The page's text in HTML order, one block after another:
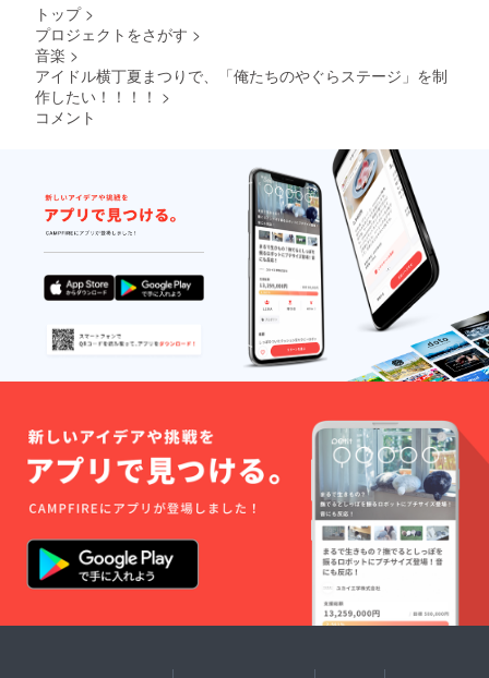
トップ >
プロジェクトをさがす >
音楽 >
アイドル横丁夏まつりで、「俺たちのやぐらステージ」を制
作したい！！！！ >
コメント